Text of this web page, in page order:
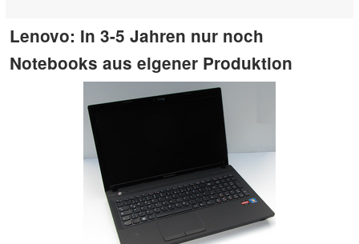
Lenovo: In 3-5 Jahren nur noch
Notebooks aus eigener Produktion